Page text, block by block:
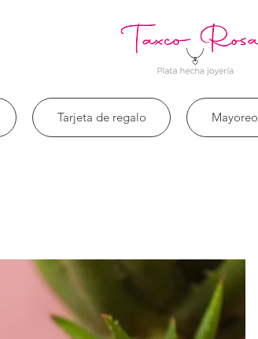
Tarjeta de regalo Mayoreo